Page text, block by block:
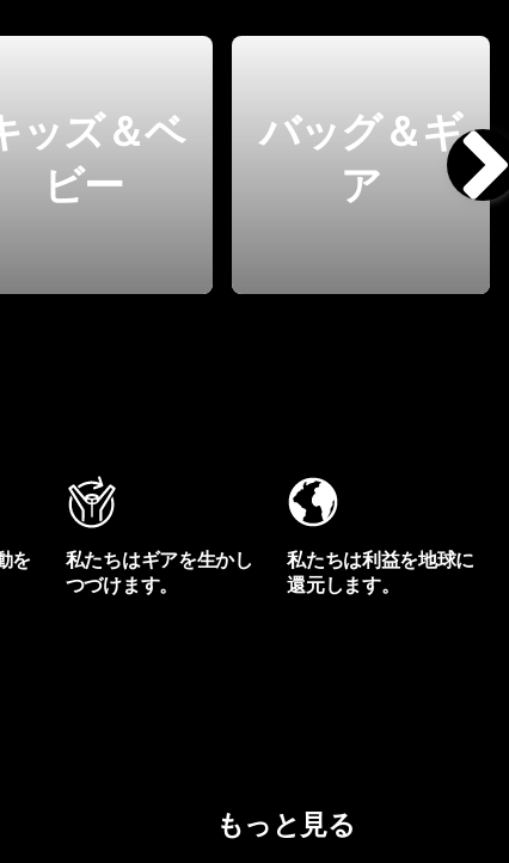
ッズ＆ベ
ビー
バッグ＆ギ
ア
を
私たちはギアを生かし
つづけます。
私たちは利益を地球に
還元します。
もっと見る